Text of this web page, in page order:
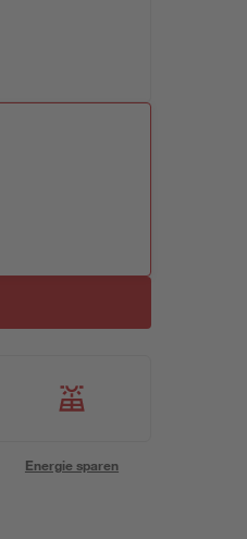
Energie sparen